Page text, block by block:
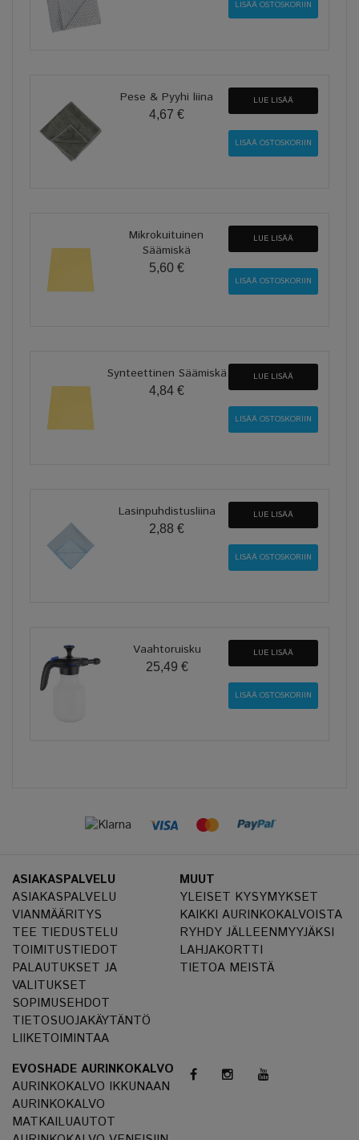
Pese & Pyyhi liina
4,67 €
LUE LISÄÄ
Mikrokuituinen
Säämiskä
5,60 €
LUE LISÄÄ
Synteettinen Säämiskä
4,84 €
LUE LISÄÄ
Lasinpuhdistusliina
2,88 €
LUE LISÄÄ
Vaahtoruisku
25,49 €
LUE LISÄÄ
ASIAKASPALVELU
ASIAKASPALVELU
VIANMÄÄRITYS
TEE TIEDUSTELU
TOIMITUSTIEDOT
PALAUTUKSET JA
VALITUKSET
SOPIMUSEHDOT
TIETOSUOJAKÄYTÄNTÖ
LIIKETOIMINTAA
MUUT
YLEISET KYSYMYKSET
KAIKKI AURINKOKALVOISTA
RYHDY JÄLLEENMYYJÄKSI
LAHJAKORTTI
TIETOA MEISTÄ
EVOSHADE AURINKOKALVO
AURINKOKALVO IKKUNAAN
AURINKOKALVO
MATKAILUAUTOT